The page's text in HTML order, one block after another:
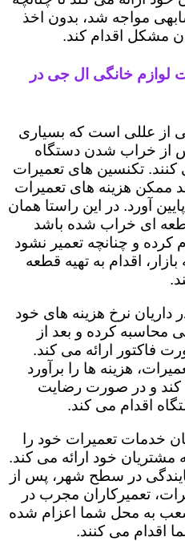
مواجه شد، بدون اخذ
مشکل اقدام کند.
لوازم خانگی ال جی در
از عللی است که بسیاری
از خراب شدن دستگاه
کنند. تکنسین های تعمیرات
ممکن هزینه های تعمیرات
آورد. در این راستا همان
ای خراب شده باشد
کرده و چنانچه تعمیر نشود
اقدام به تهیه قطعه
نرخ هزینه های خود
محاسبه کرده و بعد از
فاکتور ارائه می کند.
هزینه ها را برآورد
کند و در صورت رضایت
اقدام می کند.
خدمات تعمیرات خود را
مشتریان خود ارائه می کند.
در سطح شهر، پس از
تعمیرکاران مجرب در
به محل شما اعزام شده
اقدام می کنند.